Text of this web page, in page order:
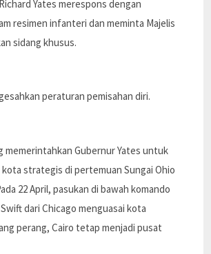
Yates merespons dengan
resimen infanteri dan meminta Majelis
sidang khusus.
peraturan pemisahan diri.
memerintahkan Gubernur Yates untuk
kota strategis di pertemuan Sungai Ohio
22 April, pasukan di bawah komando
dari Chicago menguasai kota
perang, Cairo tetap menjadi pusat